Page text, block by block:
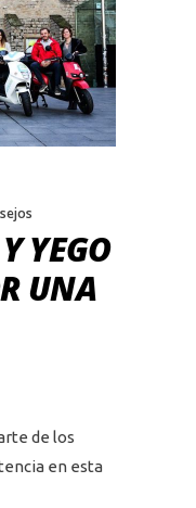
YEGO
UNA
de los
en esta